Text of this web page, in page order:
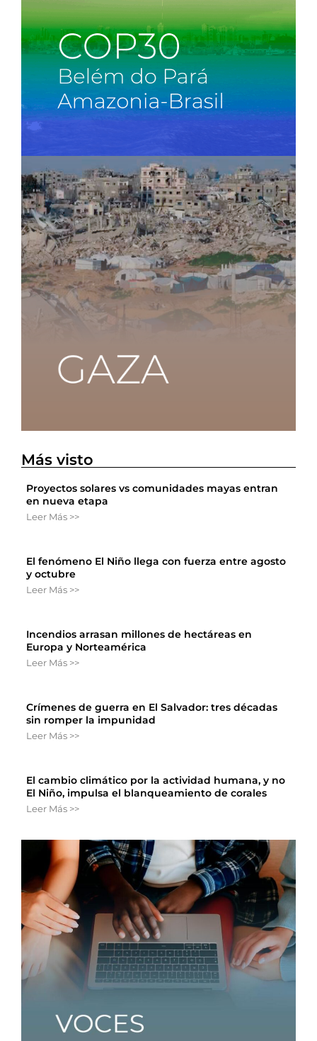
Más visto
Proyectos solares vs comunidades mayas entran
en nueva etapa
Leer Más >>
El fenómeno El Niño llega con fuerza entre agosto
y octubre
Leer Más >>
Incendios arrasan millones de hectáreas en
Europa y Norteamérica
Leer Más >>
Crímenes de guerra en El Salvador: tres décadas
sin romper la impunidad
Leer Más >>
El cambio climático por la actividad humana, y no
El Niño, impulsa el blanqueamiento de corales
Leer Más >>